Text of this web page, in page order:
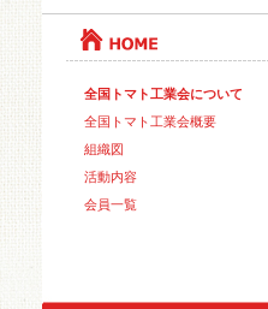
全国トマト工業会について
全国トマト工業会概要
組織図
活動内容
会員一覧